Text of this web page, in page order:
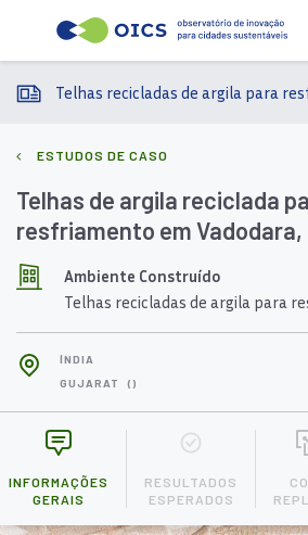
Telhas recicladas de argila para
ESTUDOS DE CASO
Telhas de argila reciclada
resfriamento em Vadodara,
Ambiente Construído
Telhas recicladas de argila para
ÍNDIA
GUJARAT
()
INFORMAÇÕES
GERAIS
RESULTADOS
ESPERADOS